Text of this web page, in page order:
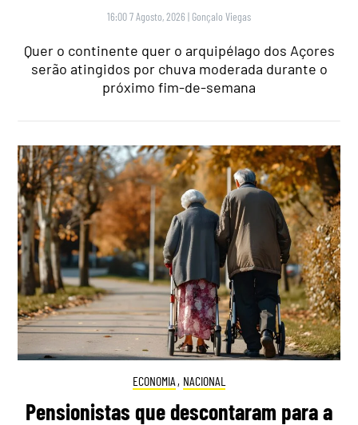
16:00 7 Agosto, 2026 | Gonçalo Viegas
Quer o continente quer o arquipélago dos Açores
serão atingidos por chuva moderada durante o
próximo fim-de-semana
ECONOMIA , NACIONAL
Pensionistas que descontaram para a